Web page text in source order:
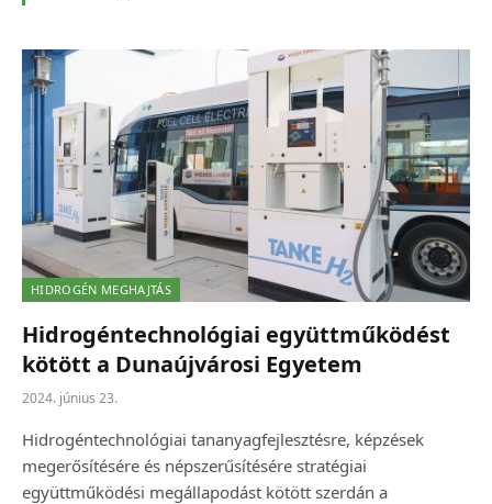
HIDROGÉN MEGHAJTÁS
Hidrogéntechnológiai együttműködést
kötött a Dunaújvárosi Egyetem
2024. június 23.
Hidrogéntechnológiai tananyagfejlesztésre, képzések
megerősítésére és népszerűsítésére stratégiai
együttműködési megállapodást kötött szerdán a